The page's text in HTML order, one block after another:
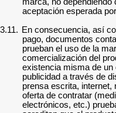
aceptación esperada
3.11. En consecuencia, así
pago, documentos
prueban el uso de la
comercialización del
existencia misma de un
publicidad a través de
prensa escrita,
oferta de contratar
electrónicos, etc.)